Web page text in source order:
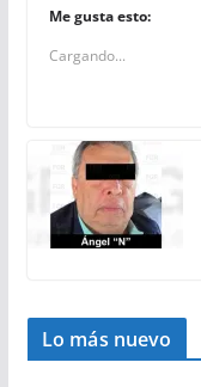
Me gusta esto:
Cargando...
Lo más nuevo